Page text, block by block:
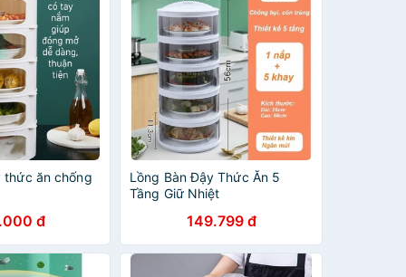
thức ăn chống
đ
Lồng Bàn Đậy Thức Ăn 5
Tầng Giữ Nhiệt
149.799 đ